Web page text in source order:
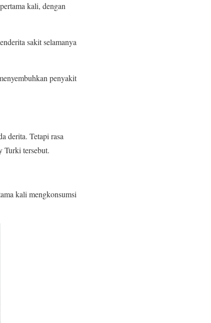
kali, dengan
sakit selamanya
penyakit
derita. Tetapi rasa
Turki tersebut.
kali mengkonsumsi